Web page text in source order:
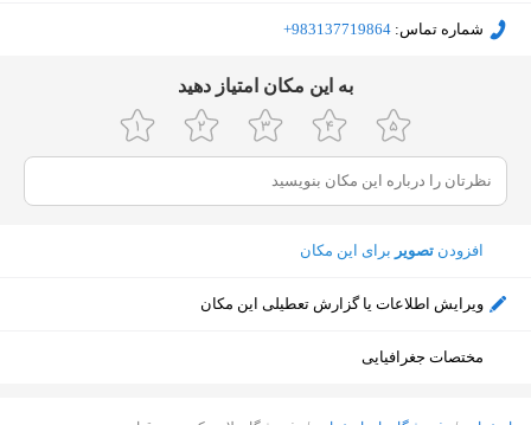
پنجشنبه (امروز)
سه‌شنبه
چهارشنبه
شماره تماس: ‎+983137719864
ﺑﻪ اﯾﻦ ﻣﮑﺎن اﻣﺘﯿﺎز دﻫﯿﺪ
افزودن تصویر برای این مکان
ویرایش اطلاعات یا گزارش تعطیلی این مکان
مختصات جغرافیایی